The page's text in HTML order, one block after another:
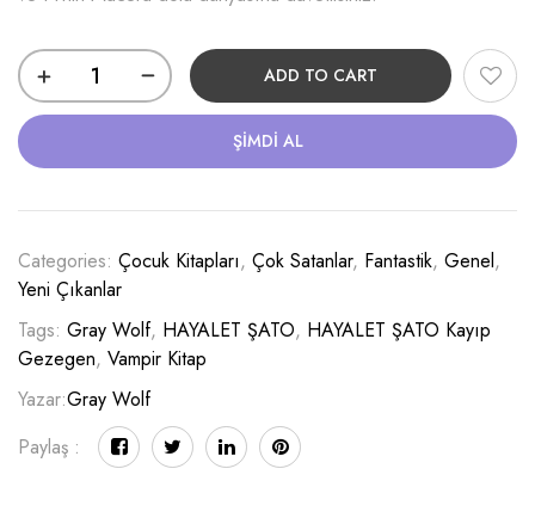
ADD TO CART
ŞIMDI AL
Categories: Çocuk Kitapları, Çok Satanlar, Fantastik, Genel,
Yeni Çıkanlar
Tags: Gray Wolf, HAYALET ŞATO, HAYALET ŞATO Kayıp
Gezegen, Vampir Kitap
Yazar:Gray Wolf
Paylaş :